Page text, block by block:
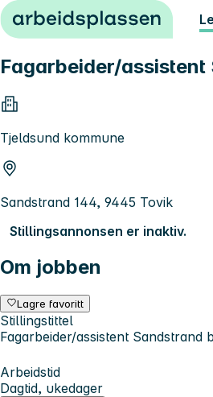
Hopp til innhold
Fagarbeider/
Tjeldsund kommune
Sandstrand 144, 9445 Tovik
Stillingsannonsen er inaktiv.
Om jobben
Lagre favoritt
Stillingstittel
Fagarbeider/assistent Sandstrand
Arbeidstid
Dagtid, ukedager